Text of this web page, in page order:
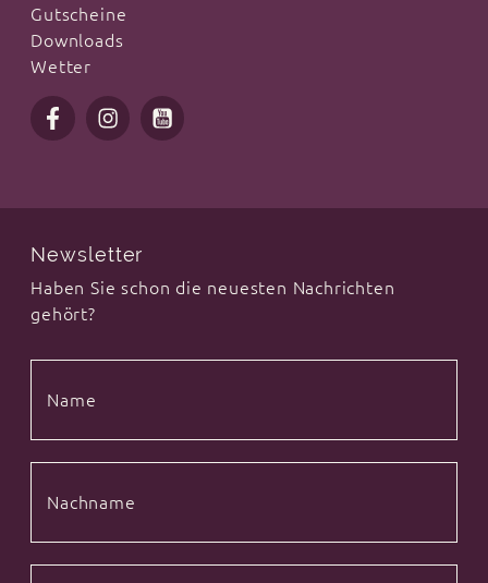
Gutscheine
Downloads
Wetter
Newsletter
Haben Sie schon die neuesten Nachrichten
gehört?